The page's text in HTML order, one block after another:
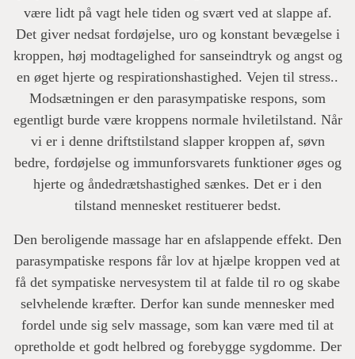
være lidt på vagt hele tiden og svært ved at slappe af.
Det giver nedsat fordøjelse, uro og konstant bevægelse i
kroppen, høj modtagelighed for sanseindtryk og angst og
en øget hjerte og respirationshastighed. Vejen til stress..
Modsætningen er den parasympatiske respons, som
egentligt burde være kroppens normale hviletilstand. Når
vi er i denne driftstilstand slapper kroppen af, søvn
bedre, fordøjelse og immunforsvarets funktioner øges og
hjerte og åndedrætshastighed sænkes. Det er i den
tilstand mennesket restituerer bedst.
Den beroligende massage har en afslappende effekt. Den
parasympatiske respons får lov at hjælpe kroppen ved at
få det sympatiske nervesystem til at falde til ro og skabe
selvhelende kræfter. Derfor kan sunde mennesker med
fordel unde sig selv massage, som kan være med til at
opretholde et godt helbred og forebygge sygdomme. Der